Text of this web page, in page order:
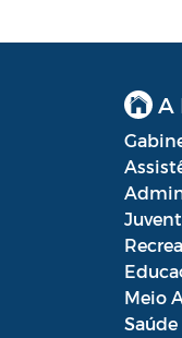
A
Meio
Saúde